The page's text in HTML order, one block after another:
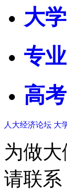
大学
专业
高考
人大经济论坛 大
为做
请联系